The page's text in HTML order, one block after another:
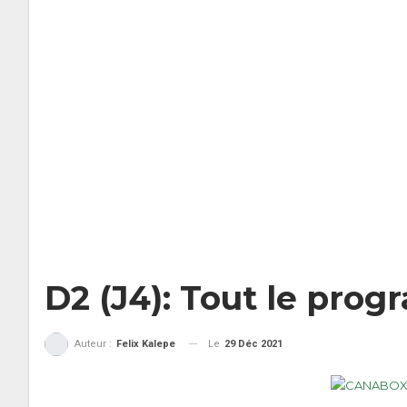
D2 (J4): Tout le
Auteur : Felix Kalepe Le 29 Déc 2021